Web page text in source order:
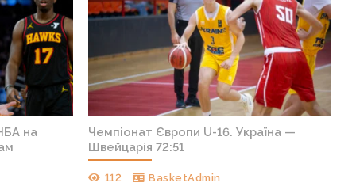
на
Чемпіонат Європи U-16. Україна —
Швейцарія 72:51
112 BasketAdmin